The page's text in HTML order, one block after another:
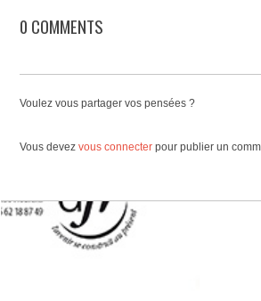
0 COMMENTS
Voulez vous partager vos pensées ?
Vous devezvous connecter pour publier un